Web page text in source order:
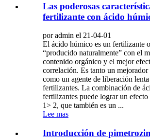
Las poderosas
fertilizante con ácido
por admin el 21-04-01
El ácido húmico es un fertilizante
“producido naturalmente” con el
contenido orgánico y el mejor
correlación. Es tanto un mejorador
como un agente de liberación lenta
fertilizantes. La combinación de
fertilizantes puede lograr un
1> 2, que también es un ...
Lee mas
Introducción de